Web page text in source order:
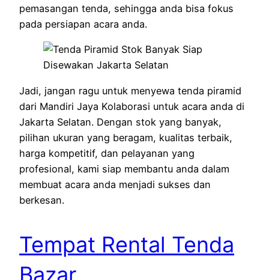
pemasangan tenda, sehingga anda bisa fokus
pada persiapan acara anda.
Jadi, jangan ragu untuk menyewa tenda piramid
dari Mandiri Jaya Kolaborasi untuk acara anda di
Jakarta Selatan. Dengan stok yang banyak,
pilihan ukuran yang beragam, kualitas terbaik,
harga kompetitif, dan pelayanan yang
profesional, kami siap membantu anda dalam
membuat acara anda menjadi sukses dan
berkesan.
Tempat Rental Tenda
Bazar